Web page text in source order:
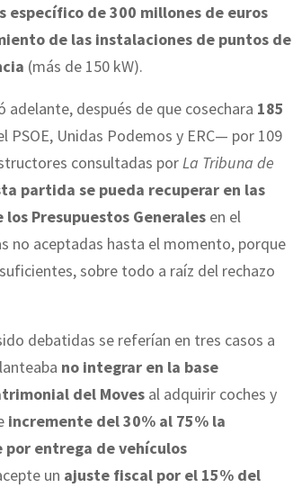
específico de 300 millones de euros
de las instalaciones de puntos de
(más de 150 kW).
después de que cosechara 185
Unidas Podemos y ERC— por 109
consultadas porLa Tribuna de
partida se pueda recuperar en las
Presupuestos Generales en el
no aceptadas hasta el momento, porque
sobre todo a raíz del rechazo
debatidas se referían en tres casos a
no integrar en la base
del Moves al adquirir coches y
incremente del 30% al 75% la
entrega de vehículos
un ajuste fiscal por el 15% del